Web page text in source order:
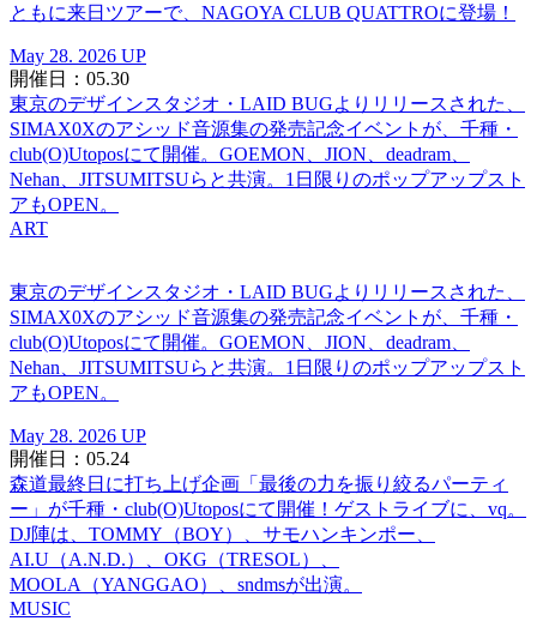
ともに来日ツアーで、NAGOYA CLUB QUATTROに登場！
May 28. 2026 UP
開催日：05.30
東京のデザインスタジオ・LAID BUGよりリリースされた、
SIMAX0Xのアシッド音源集の発売記念イベントが、千種・
club(O)Utoposにて開催。GOEMON、JION、deadram、
Nehan、JITSUMITSUらと共演。1日限りのポップアップスト
アもOPEN。
ART
東京のデザインスタジオ・LAID BUGよりリリースされた、
SIMAX0Xのアシッド音源集の発売記念イベントが、千種・
club(O)Utoposにて開催。GOEMON、JION、deadram、
Nehan、JITSUMITSUらと共演。1日限りのポップアップスト
アもOPEN。
May 28. 2026 UP
開催日：05.24
森道最終日に打ち上げ企画「最後の力を振り絞るパーティ
ー」が千種・club(O)Utoposにて開催！ゲストライブに、vq。
DJ陣は、TOMMY（BOY）、サモハンキンポー、
AI.U（A.N.D.）、OKG（TRESOL）、
MOOLA（YANGGAO）、sndmsが出演。
MUSIC